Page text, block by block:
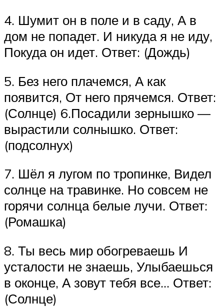
4. Шумит он в поле и в саду, А в
дом не попадет. И никуда я не иду,
Покуда он идет. Ответ: (Дождь)
5. Без него плачемся, А как
появится, От него прячемся. Ответ:
(Солнце) 6.Посадили зернышко —
вырастили солнышко. Ответ:
(подсолнух)
7. Шёл я лугом по тропинке, Видел
солнце на травинке. Но совсем не
горячи солнца белые лучи. Ответ:
(Ромашка)
8. Ты весь мир обогреваешь И
усталости не знаешь, Улыбаешься
в оконце, А зовут тебя все… Ответ:
(Солнце)